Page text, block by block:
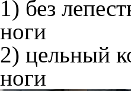
1) без
ноги
2) цельный
ноги